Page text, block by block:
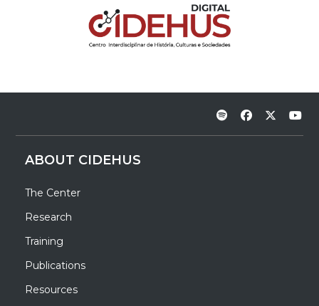
ABOUT CIDEHUS
The Center
Research
Training
Publications
Resources